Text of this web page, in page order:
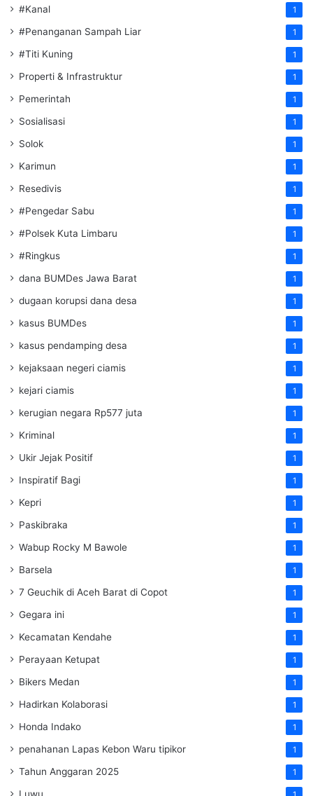
#Kanal 1
#Penanganan Sampah Liar 1
#Titi Kuning 1
Properti & Infrastruktur 1
Pemerintah 1
Sosialisasi 1
Solok 1
Karimun 1
Resedivis 1
#Pengedar Sabu 1
#Polsek Kuta Limbaru 1
#Ringkus 1
dana BUMDes Jawa Barat 1
dugaan korupsi dana desa 1
kasus BUMDes 1
kasus pendamping desa 1
kejaksaan negeri ciamis 1
kejari ciamis 1
kerugian negara Rp577 juta 1
Kriminal 1
Ukir Jejak Positif 1
Inspiratif Bagi 1
Kepri 1
Paskibraka 1
Wabup Rocky M Bawole 1
Barsela 1
7 Geuchik di Aceh Barat di Copot 1
Gegara ini 1
Kecamatan Kendahe 1
Perayaan Ketupat 1
Bikers Medan 1
Hadirkan Kolaborasi 1
Honda Indako 1
penahanan Lapas Kebon Waru tipikor 1
Tahun Anggaran 2025 1
Luwu